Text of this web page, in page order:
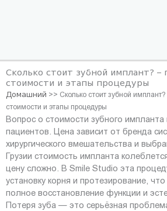
Сколько стоит зубной имплант? –
стоимости и этапы процедуры
Домашний >> Сколько стоит зубной
стоимости и этапы процедуры
Вопрос о стоимости зубного импланта
пациентов. Цена зависит от бренда
хирургического вмешательства и
Грузии стоимость импланта
цену сложно. В Smile Studio эта
установку корня и протезирование,
полное восстановление функции и
Потеря зуба — это серьёзная